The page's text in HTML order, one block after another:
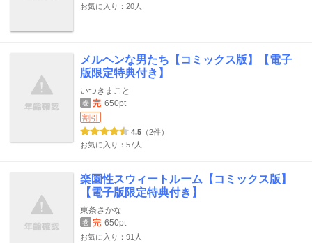
お気に入り：20人
メルヘンな男たち【コミックス版】【電子
版限定特典付き】
いつきまこと
巻 完 650pt
割引
4.5 （2件）
お気に入り：57人
楽園性スウィートルーム【コミックス版】
【電子版限定特典付き】
東条さかな
巻 完 650pt
お気に入り：91人